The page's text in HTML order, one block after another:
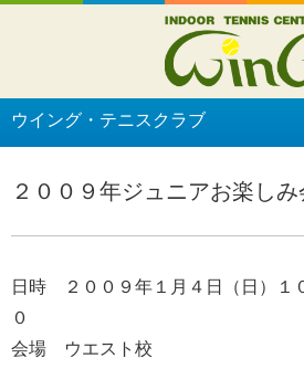
ウイング・テニスクラブ
２００９年ジュニアお楽しみ
日時 ２００９年１月４日（日）１
０
会場 ウエスト校